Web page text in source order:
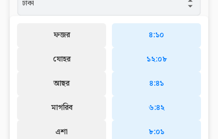
ফজর
যোহর
আছর
মাগরিব
এশা
৪:১০
১২:০৮
৪:৪১
৬:৪২
৮:০১